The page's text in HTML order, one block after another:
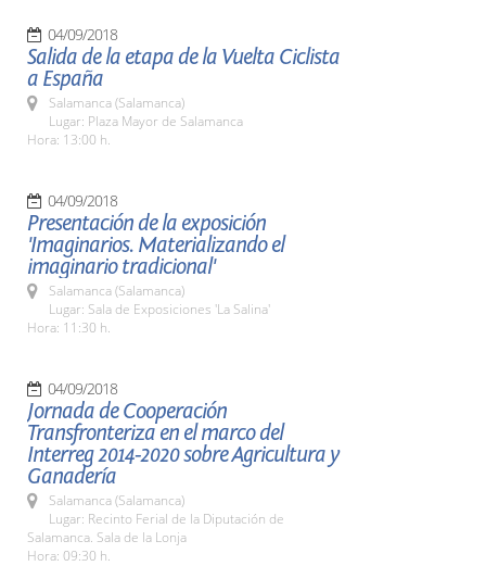
04/09/2018
Salida de la etapa de la Vuelta Ciclista
a España
Salamanca (Salamanca)
Lugar: Plaza Mayor de Salamanca
Hora: 13:00 h.
04/09/2018
Presentación de la exposición
'Imaginarios. Materializando el
imaginario tradicional'
Salamanca (Salamanca)
Lugar: Sala de Exposiciones 'La Salina'
Hora: 11:30 h.
04/09/2018
Jornada de Cooperación
Transfronteriza en el marco del
Interreg 2014-2020 sobre Agricultura y
Ganadería
Salamanca (Salamanca)
Lugar: Recinto Ferial de la Diputación de
Salamanca. Sala de la Lonja
Hora: 09:30 h.